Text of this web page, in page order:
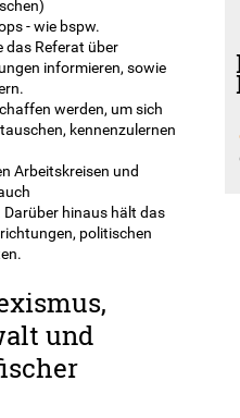
- wie bspw.
das Referat über
informieren, sowie
werden, um sich
kennenzulernen
Arbeitskreisen und
hinaus hält das
politischen
und